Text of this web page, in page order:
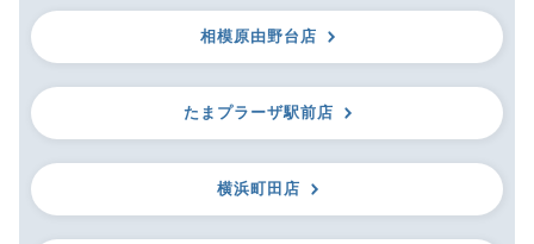
相模原由野台店
たまプラーザ駅前店
横浜町田店